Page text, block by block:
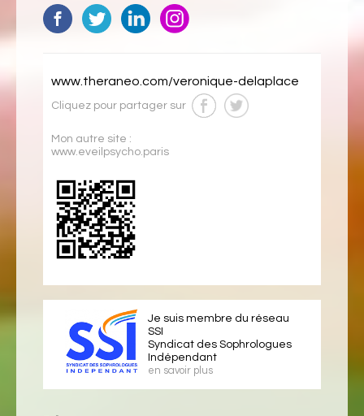
www.theraneo.com/veronique-delaplace
Cliquez pour partager sur
Mon autre site :
www.eveilpsycho.paris
Je suis membre du réseau
SSI
Syndicat des Sophrologues
Indépendant
en savoir plus